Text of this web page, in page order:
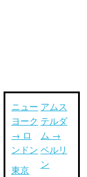
ニュー
ヨーク
→ ロ
ンドン
東京
アムス
テルダ
ム →
ベルリ
ン